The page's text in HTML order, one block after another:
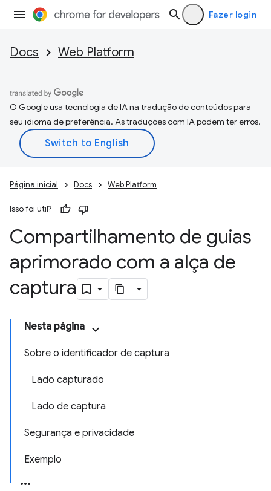
Fazer login
Docs Web Platform
O Google usa tecnologia de IA na tradução de conteúdos para
seu idioma de preferência. As traduções com IA podem ter erros.
Página inicial Docs Web Platform
Isso foi útil?
Compartilhamento de guias
aprimorado com a alça de
captura
Nesta página
Sobre o identificador de captura
Lado capturado
Lado de captura
Segurança e privacidade
Exemplo